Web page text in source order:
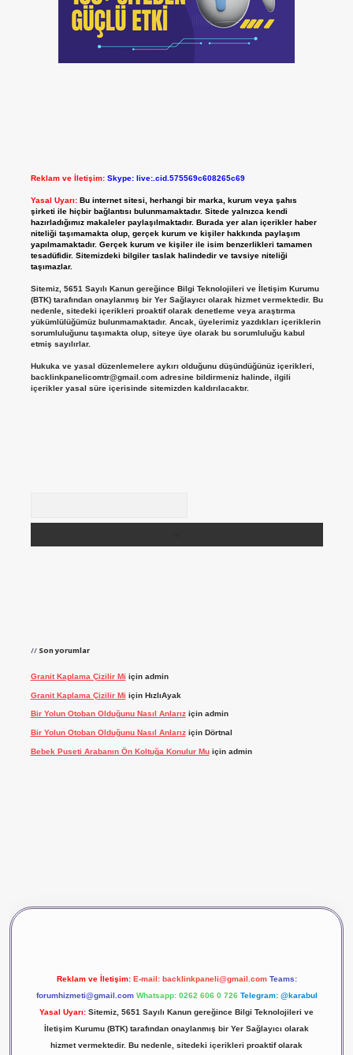
Reklam ve İletişim: Skype: live:.cid.575569c608265c69
Yasal Uyarı: Bu internet sitesi, herhangi bir marka, kurum veya şahıs
şirketi ile hiçbir bağlantısı bulunmamaktadır. Sitede yalnızca kendi
hazırladığımız makaleler paylaşılmaktadır. Burada yer alan içerikler haber
niteliği taşımamakta olup, gerçek kurum ve kişiler hakkında paylaşım
yapılmamaktadır. Gerçek kurum ve kişiler ile isim benzerlikleri tamamen
tesadüfidir. Sitemizdeki bilgiler taslak halindedir ve tavsiye niteliği
taşımazlar.
Sitemiz, 5651 Sayılı Kanun gereğince Bilgi Teknolojileri ve İletişim Kurumu
(BTK) tarafından onaylanmış bir Yer Sağlayıcı olarak hizmet vermektedir. Bu
nedenle, sitedeki içerikleri proaktif olarak denetleme veya araştırma
yükümlülüğümüz bulunmamaktadır. Ancak, üyelerimiz yazdıkları içeriklerin
sorumluluğunu taşımakta olup, siteye üye olarak bu sorumluluğu kabul
etmiş sayılırlar.
Hukuka ve yasal düzenlemelere aykırı olduğunu düşündüğünüz içerikleri,
backlinkpanelicomtr@gmail.comadresine bildirmeniz halinde, ilgili
içerikler yasal süre içerisinde sitemizden kaldırılacaktır.
Son yorumlar
Granit Kaplama Çizilir Mi için admin
Granit Kaplama Çizilir Mi için HızlıAyak
Bir Yolun Otoban Olduğunu Nasıl Anlarıziçin admin
Bir Yolun Otoban Olduğunu Nasıl Anlarıziçin Dörtnal
Bebek Puseti Arabanın Ön Koltuğa Konulur Muiçin admin
Reklam ve İletişim: E-mail: backlinkpaneli@gmail.com Teams:
forumhizmeti@gmail.com Whatsapp: 0262 606 0 726 Telegram: @karabul
Yasal Uyarı: Sitemiz, 5651 Sayılı Kanun gereğince Bilgi Teknolojileri ve
İletişim Kurumu (BTK) tarafından onaylanmış bir Yer Sağlayıcı olarak
hizmet vermektedir. Bu nedenle, sitedeki içerikleri proaktif olarak